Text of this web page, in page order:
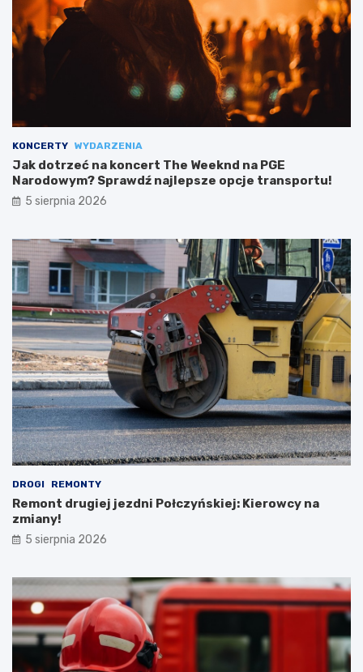
KONCERTY WYDARZENIA
Jak dotrzeć na koncert The Weeknd na PGE
Narodowym? Sprawdź najlepsze opcje transportu!
5 sierpnia 2026
DROGI REMONTY
Remont drugiej jezdni Połczyńskiej: Kierowcy na
zmiany!
5 sierpnia 2026